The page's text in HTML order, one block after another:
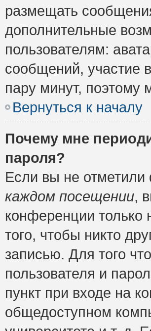
размещать
дополнительные
пользователям:
сообщений, участие
пару минут, поэтому
Вернуться к началу
Почему мне
пароля?
Если вы не
каждом посещении,
конференции только
того, чтобы никто
записью. Для того
пользователя и
пункт при входе на
общедоступном